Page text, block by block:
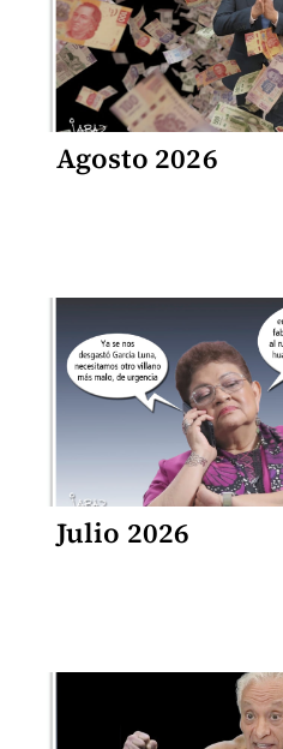
Agosto 2026
Julio 2026